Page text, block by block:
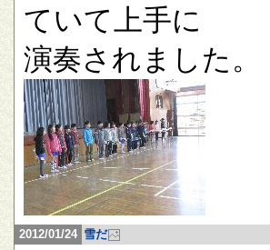
ていて上手に
演奏されました。
2012/01/24 雪だ